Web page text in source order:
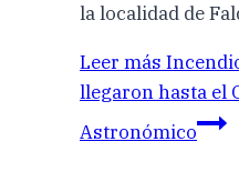
la localidad de
Leer más
llegaron hasta el
Astronómico